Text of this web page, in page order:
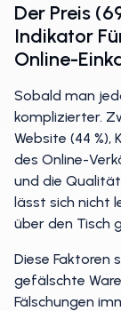
Der Preis
Indikator
Online-
Sobald man
komplizierter.
Website (44 %),
des Online-
und die
lässt sich nicht
über den Tisch
Diese Faktoren
gefälschte
Fälschungen